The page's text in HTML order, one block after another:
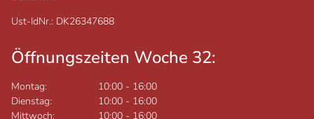
Ust-IdNr.: DK26347688
Öffnungszeiten Woche 32:
Montag: 10:00 - 16:00
Dienstag:
10:00 - 16:00
Mittwoch:
10:00 - 16:00